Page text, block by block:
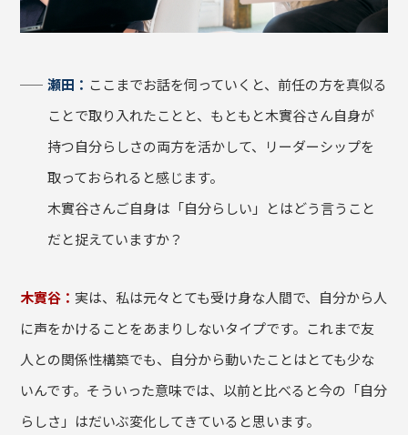
瀬田： ここまでお話を伺っていくと、前任の方を真似る
ことで取り入れたことと、もともと木實谷さん自身が
持つ自分らしさの両方を活かして、リーダーシップを
取っておられると感じます。
木實谷さんご自身は「自分らしい」とはどう言うこと
だと捉えていますか？
木實谷： 実は、私は元々とても受け身な人間で、自分から人
に声をかけることをあまりしないタイプです。これまで友
人との関係性構築でも、自分から動いたことはとても少な
いんです。そういった意味では、以前と比べると今の「自分
らしさ」はだいぶ変化してきていると思います。